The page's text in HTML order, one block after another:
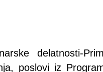
delatnosti-
poslovi iz